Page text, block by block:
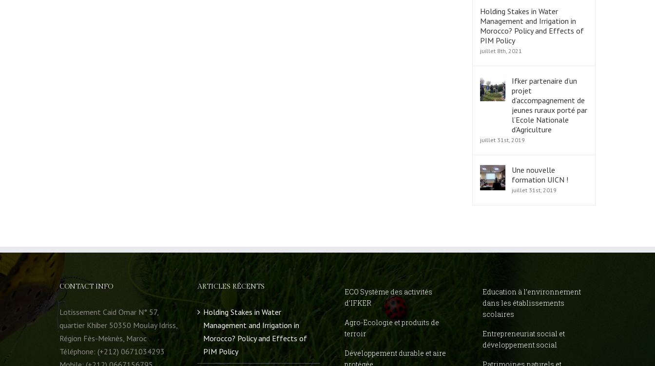
Holding Stakes in Water
Management and Irrigation in
Morocco? Policy and Effects of
PIM Policy
juillet 8th, 2021
Ifker partenaire d’un
projet
d’accompagnement de
jeunes ruraux porté par
l’Ecole Nationale
d’Agriculture
juillet 31st, 2019
Une nouvelle
formation UICN !
juillet 31st, 2019
CONTACT INFO
Lotissement Caid Omar N° 57,
quartier Khiber 50350 Moulay Idriss,
Région Fès-Meknès, Maroc
Téléphone: (+212) 0671034293
ARTICLES RÉCENTS
Holding Stakes in Water
Management and Irrigation in
Morocco? Policy and Effects of
PIM Policy
ECO Système des activités
d’IFKER
Agro-Ecologie et produits de
terroir
Développement durable et aire
Education à l’environnement
dans les établissements
scolaires
Entrepreneuriat social et
développement social